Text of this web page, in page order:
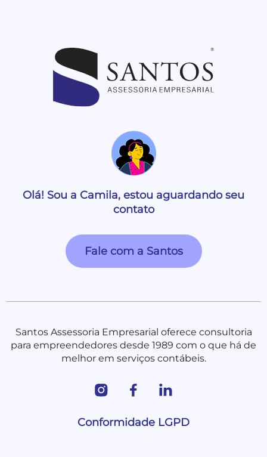
Olá! Sou a Camila, estou aguardando seu
contato
Fale com a Santos
Santos Assessoria Empresarial oferece consultoria
para empreendedores desde 1989 com o que há de
melhor em serviços contábeis.
Conformidade LGPD